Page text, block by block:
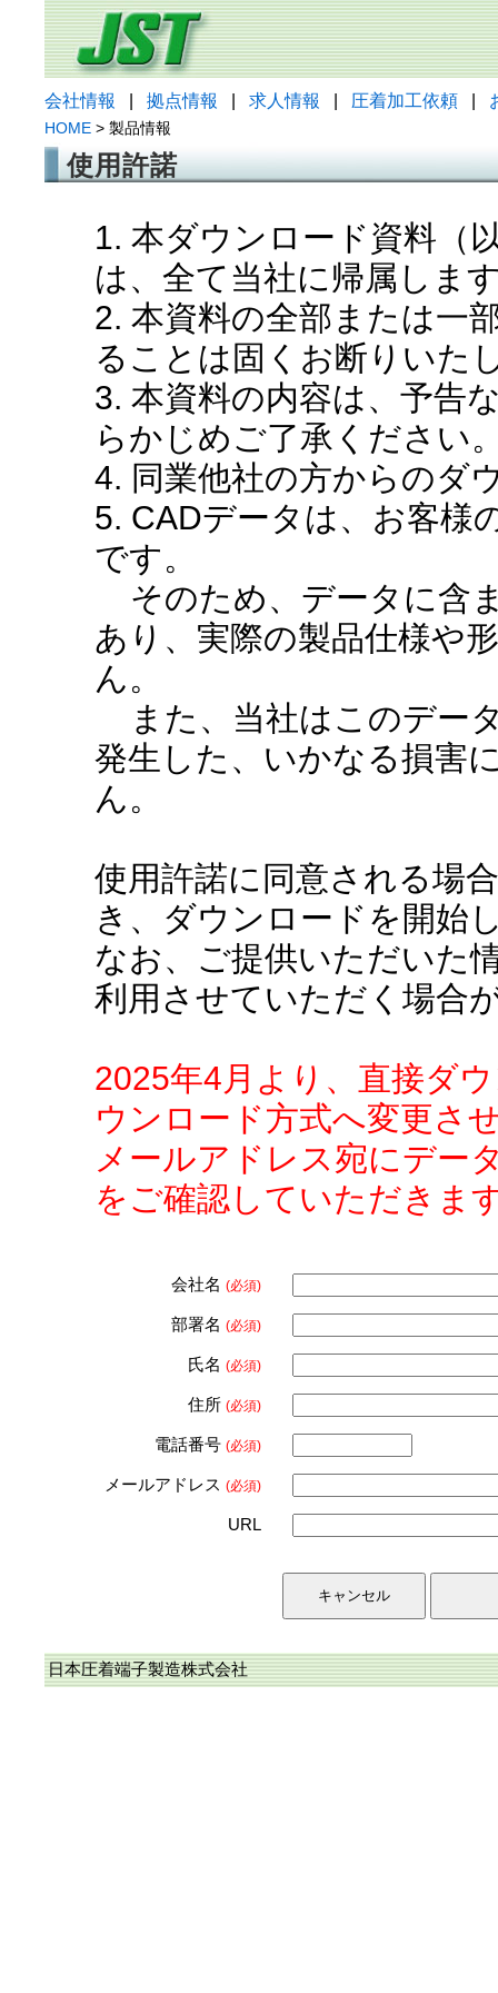
会社情報 拠点情報 求人情報 圧着加工依頼
HOME > 製品情報
使用許諾
1. 本ダウンロード資料（
は、全て当社に帰属しま
2. 本資料の全部または一
ることは固くお断りいた
3. 本資料の内容は、予告
らかじめご了承ください
4. 同業他社の方からのダ
5. CADデータは、お客様
です。
そのため、データに含
あり、実際の製品仕様や
ん。
また、当社はこのデー
発生した、いかなる損害
ん。
使用許諾に同意される場
き、ダウンロードを開始
なお、ご提供いただいた
利用させていただく場合
2025年4月より、直接ダ
ウンロード方式へ変更さ
メールアドレス宛にデー
をご確認していただきま
会社名 (必須)
部署名 (必須)
氏名 (必須)
住所 (必須)
電話番号 (必須)
メールアドレス (必須)
URL
日本圧着端子製造株式会社